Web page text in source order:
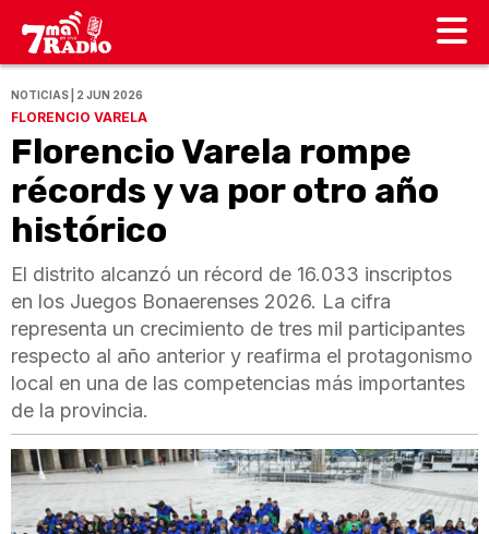
NOTICIAS | 2 JUN 2026
FLORENCIO VARELA
Florencio Varela rompe
récords y va por otro año
histórico
El distrito alcanzó un récord de 16.033 inscriptos
en los Juegos Bonaerenses 2026. La cifra
representa un crecimiento de tres mil participantes
respecto al año anterior y reafirma el protagonismo
local en una de las competencias más importantes
de la provincia.